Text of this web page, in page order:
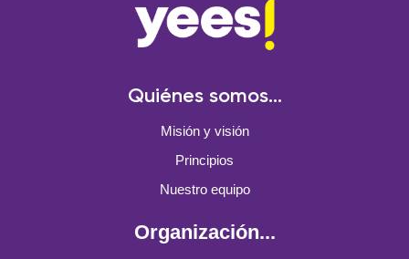
Quiénes somos...
Misión y visión
Principios
Nuestro equipo
Organización...